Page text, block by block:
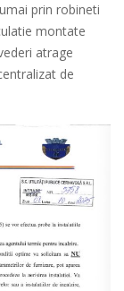
prin robineti
montate
atrage
de